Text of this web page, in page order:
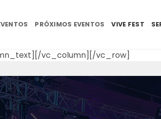
PRÓXIMOS EVENTOS VIVE FEST
vc_column][/vc_row]